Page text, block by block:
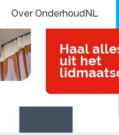
Over OnderhoudNL